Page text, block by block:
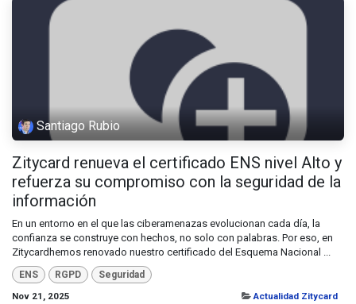
Santiago Rubio
Zitycard renueva el certificado ENS nivel Alto y
refuerza su compromiso con la seguridad de la
información
En un entorno en el que las ciberamenazas evolucionan cada día, la
confianza se construye con hechos, no solo con palabras. Por eso, en
Zitycardhemos renovado nuestro certificado del Esquema Nacional ...
ENS RGPD
Seguridad
Nov 21, 2025
Actualidad Zitycard